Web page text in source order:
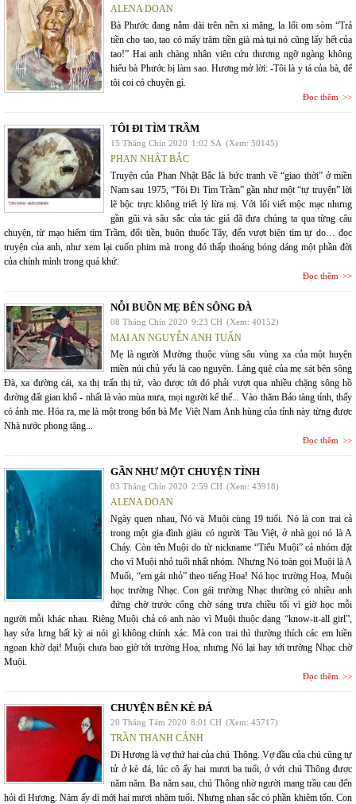
ALENA DOAN
Bà Phước đang nằm dài trên nền xi măng, la lối om sòm “Trả
tiền cho tao, tao có mấy trăm tiền già mà tụi nó cũng lấy hết của
tao!” Hai anh chàng nhân viên cứu thương ngỡ ngàng không
hiểu bà Phước bị làm sao. Hương mở lời: -Tôi là y tá của bà, để
tôi coi có chuyện gì.
Đọc thêm
TÔI ĐI TÌM TRẦM
15 Tháng Chín 2020 1:02 SA (Xem: 50145)
PHAN NHẬT BẮC
Truyện của Phan Nhật Bắc là bức tranh về “giao thời” ở miền
Nam sau 1975, “Tôi Đi Tìm Trầm” gần như một “tự truyện” lời
lẽ bộc trực không triết lý lừa mị. Với lối viết mộc mạc nhưng
gần gũi và sâu sắc của tác giả đã đưa chúng ta qua từng câu
chuyện, từ mạo hiểm tìm Trầm, đổi tiền, buôn thuốc Tây, đến vượt biên tìm tự do… đọc
truyện của anh, như xem lại cuốn phim mà trong đó thấp thoáng bóng dáng một phần đời
của chính mình trong quá khứ.
Đọc thêm
NỖI BUỒN MẸ BÊN SÔNG ĐÀ
08 Tháng Chín 2020 9:23 CH (Xem: 40152)
MAI AN NGUYỄN ANH TUẤN
Mẹ là người Mường thuộc vùng sâu vùng xa của một huyện
miền núi chủ yếu là cao nguyên. Làng quê của mẹ sát bên sông
Đà, xa đường cái, xa thị trấn thị tứ, vào được tới đó phải vượt qua nhiều chặng sông hồ
đường đất gian khổ - nhất là vào mùa mưa, mọi người kể thế... Vào thăm Bảo tàng tỉnh, thấy
có ảnh mẹ. Hóa ra, mẹ là một trong bốn bà Mẹ Việt Nam Anh hùng của tỉnh này từng được
Nhà nước phong tặng...
Đọc thêm
GẦN NHƯ MỘT CHUYỆN TÌNH
03 Tháng Chín 2020 2:59 CH (Xem: 43918)
ALENA DOAN
Ngày quen nhau, Nó và Muội cùng 19 tuổi. Nó là con trai cả
trong một gia đình giàu có người Tàu Việt, ở nhà gọi nó là A
Chảy. Còn tên Muội do từ nickname “Tiểu Muội” cả nhóm đặt
cho vì Muội nhỏ tuổi nhất nhóm. Nhưng Nó toàn gọi Muội là A
Muối, “em gái nhỏ” theo tiếng Hoa! Nó học trường Hoạ, Muội
học trường Nhạc. Con gái trường Nhạc thường có nhiều anh
đứng chờ trước cổng chờ sáng trưa chiều tối vì giờ học mỗi
người mỗi khác nhau. Riêng Muội chả có anh nào vì Muội thuộc dạng “know-it-all girl”,
hay sửa lưng bất kỳ ai nói gì không chính xác. Mà con trai thì thường thích các em hiền
ngoan khờ dại! Muội chưa bao giờ tới trường Hoạ, nhưng Nó lại hay tới trường Nhạc chờ
Muội.
Đọc thêm
CHUYỆN BÊN KÈ ĐÁ
20 Tháng Tám 2020 8:01 CH (Xem: 45717)
TRẦN THANH CẢNH
Dì Hương là vợ thứ hai của chú Thông. Vợ đầu của chú cũng tự
tử ở kè đá, lúc cô ấy hai mươi ba tuổi, ở với chú Thông được
năm năm. Ba năm sau, chú Thông nhờ người mang trầu cau đến
hỏi dì Hương. Năm ấy dì mới hai mươi nhăm tuổi. Nhưng nhan sắc có phần khiêm tốn. Con